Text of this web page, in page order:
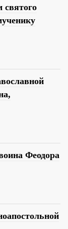
святого
Феодора